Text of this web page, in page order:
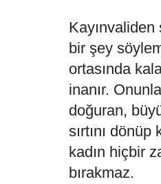
bir şey
ortasında
inanır.
doğuran,
sırtını dönüp
kadın hiçbir
bırakmaz.